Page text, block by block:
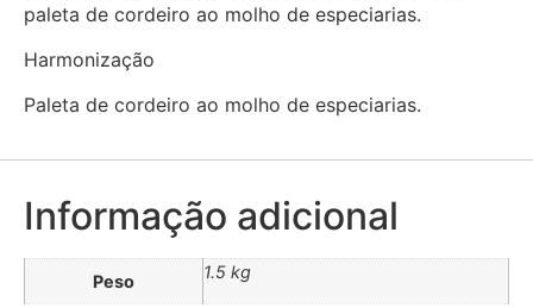
paleta de cordeiro ao molho de especiarias.
Harmonização
Paleta de cordeiro ao molho de especiarias.
Informação adicional
Peso 1.5 kg